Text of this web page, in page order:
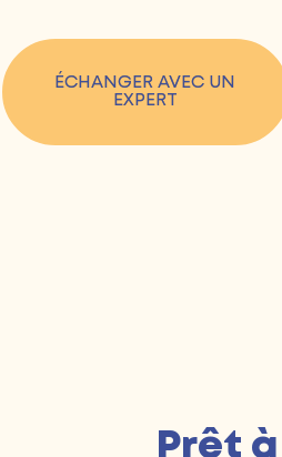
ÉCHANGER AVEC UN
EXPERT
Prêt